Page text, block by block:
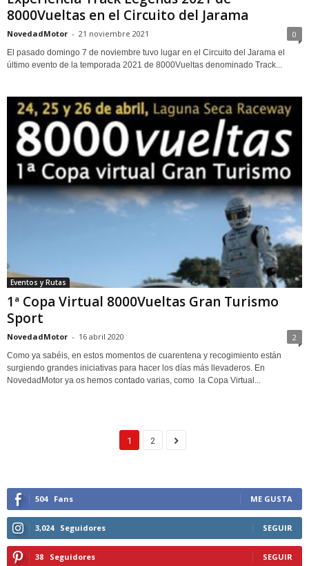
8000Vueltas en el Circuito del Jarama
NovedadMotor - 21 noviembre 2021 0
El pasado domingo 7 de noviembre tuvo lugar en el Circuito del Jarama el
último evento de la temporada 2021 de 8000Vueltas denominado Track...
Eventos y Rutas
1ª Copa Virtual 8000Vueltas Gran Turismo
Sport
NovedadMotor - 16 abril 2020 2
Como ya sabéis, en estos momentos de cuarentena y recogimiento están
surgiendo grandes iniciativas para hacer los días más llevaderos. En
NovedadMotor ya os hemos contado varias, como la Copa Virtual...
1 2
504 Fans ME GUSTA
3,024 Seguidores SEGUIR
38 Seguidores SEGUIR